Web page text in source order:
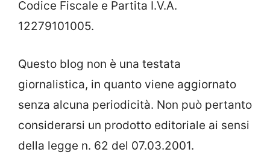
Codice Fiscale e Partita I.V.A.
12279101005.
Questo blog non è una testata
giornalistica, in quanto viene aggiornato
senza alcuna periodicità. Non può pertanto
considerarsi un prodotto editoriale ai sensi
della legge n. 62 del 07.03.2001.